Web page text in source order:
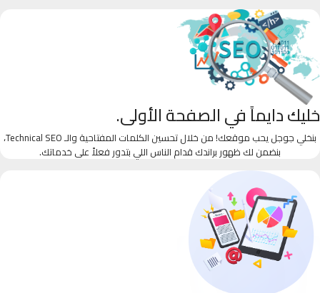
خليك دايماً في الصفحة الأولى.
بنخلي جوجل يحب موقعك! من خلال تحسين الكلمات المفتاحية والـ Technical SEO،
بنضمن لك ظهور براندك قدام الناس اللي بتدور فعلاً على خدماتك.